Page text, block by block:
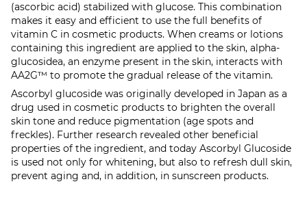
(ascorbic acid) stabilized with glucose. This combination
makes it easy and efficient to use the full benefits of
vitamin C in cosmetic products. When creams or lotions
containing this ingredient are applied to the skin, alpha-
glucosidea, an enzyme present in the skin, interacts with
AA2G™ to promote the gradual release of the vitamin.
Ascorbyl glucoside was originally developed in Japan as a
drug used in cosmetic products to brighten the overall
skin tone and reduce pigmentation (age spots and
freckles). Further research revealed other beneficial
properties of the ingredient, and today Ascorbyl Glucoside
is used not only for whitening, but also to refresh dull skin,
prevent aging and, in addition, in sunscreen products.